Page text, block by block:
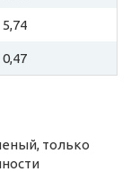
5,74
0,47
только